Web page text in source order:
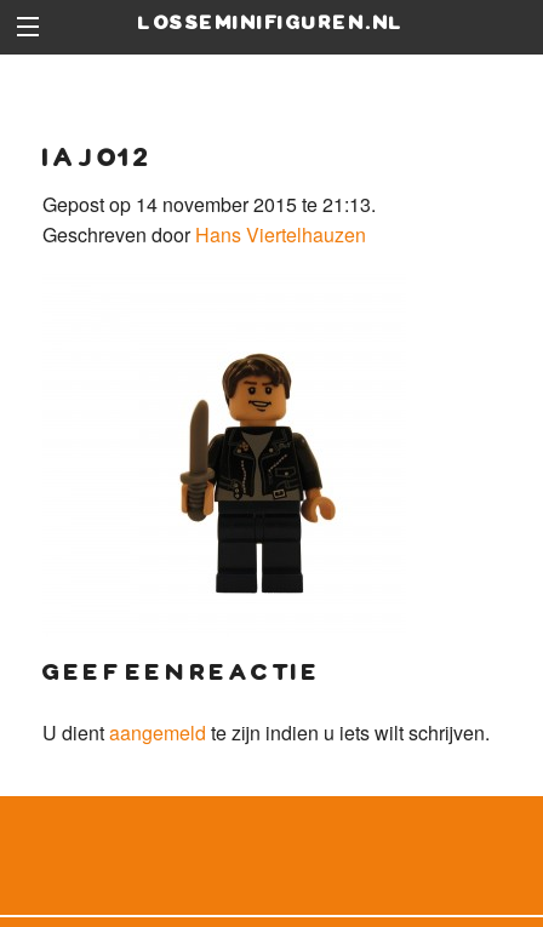
losseminifiguren.nl
iaj012
Gepost op 14 november 2015 te 21:13.
Geschreven doorHans Viertelhauzen
geef een reactie
U dientaangemeld te zijn indien u iets wilt schrijven.